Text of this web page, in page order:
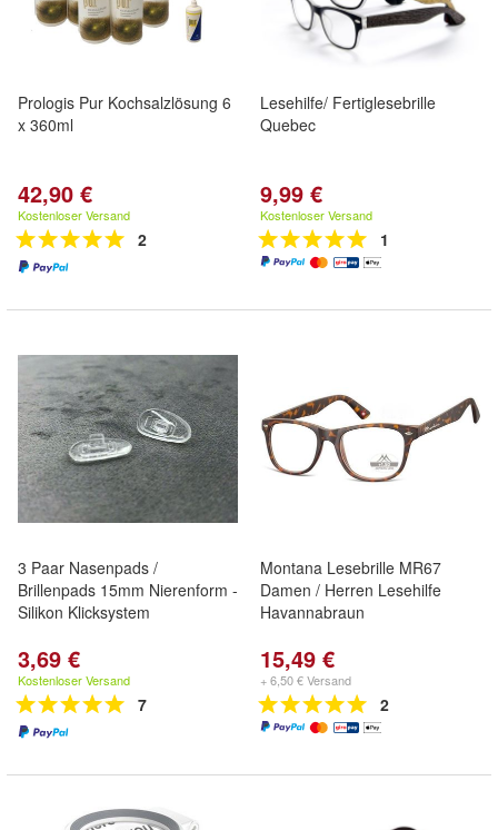
Prologis Pur Kochsalzlösung 6
x 360ml
42,90 €
Kostenloser Versand
2
Lesehilfe/ Fertiglesebrille
Quebec
9,99 €
Kostenloser Versand
1
3 Paar Nasenpads /
Brillenpads 15mm Nierenform -
Silikon Klicksystem
3,69 €
Kostenloser Versand
7
Montana Lesebrille MR67
Damen / Herren Lesehilfe
Havannabraun
15,49 €
+ 6,50 € Versand
2